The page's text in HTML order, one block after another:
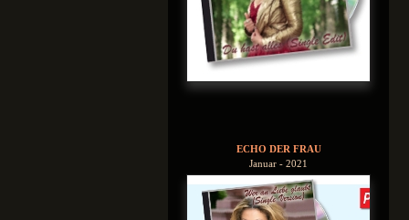
ECHO DER FRAU
Januar - 2021